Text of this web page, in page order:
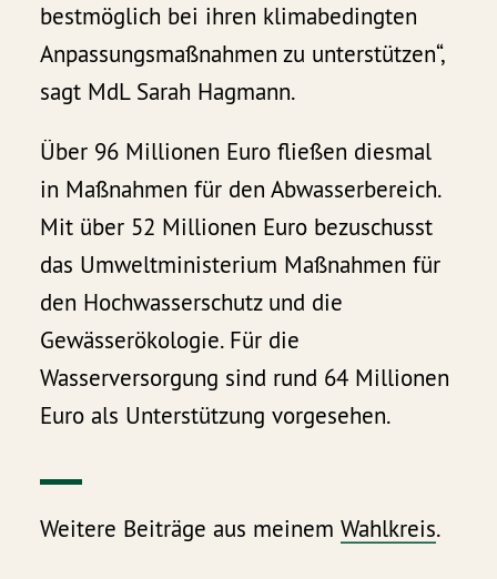
bestmöglich bei ihren klimabedingten
Anpassungsmaßnahmen zu unterstützen“,
sagt MdL Sarah Hagmann.
Über 96 Millionen Euro fließen diesmal
in Maßnahmen für den Abwasserbereich.
Mit über 52 Millionen Euro bezuschusst
das Umweltministerium Maßnahmen für
den Hochwasserschutz und die
Gewässerökologie. Für die
Wasserversorgung sind rund 64 Millionen
Euro als Unterstützung vorgesehen.
Weitere Beiträge aus meinemWahlkreis.